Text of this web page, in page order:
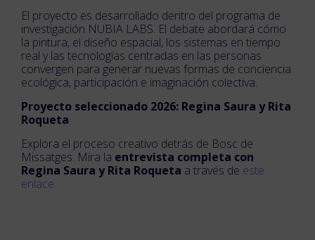
El proyecto es desarrollado dentro del programa de
investigación NUBIA LABS. El debate abordará cómo
la pintura, el diseño espacial, los sistemas en tiempo
real y las tecnologías centradas en las personas
convergen para generar nuevas formas de conciencia
ecológica, participación e imaginación colectiva.
Proyecto seleccionado 2026: Regina Saura y Rita
Roqueta
Explora el proceso creativo detrás de Bosc de
Missatges. Mira la entrevista completa con
Regina Saura y Rita Roqueta a través de este
enlace.